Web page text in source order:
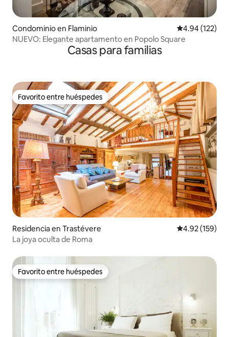
Condominio en Flaminio Calificación
4.94 (122)
NUEVO: Elegante apartamento en Popolo Square
Casas para familias
Favorito entre huéspedes
Favorito entre huéspedes
Residencia en Trastévere Calificación
4.92 (159)
La joya oculta de Roma
Favorito entre huéspedes
Favorito entre huéspedes